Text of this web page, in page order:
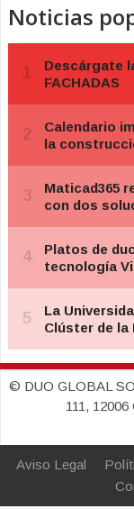
Noticias
© DUO GLOBAL
111,
Aviso Legal